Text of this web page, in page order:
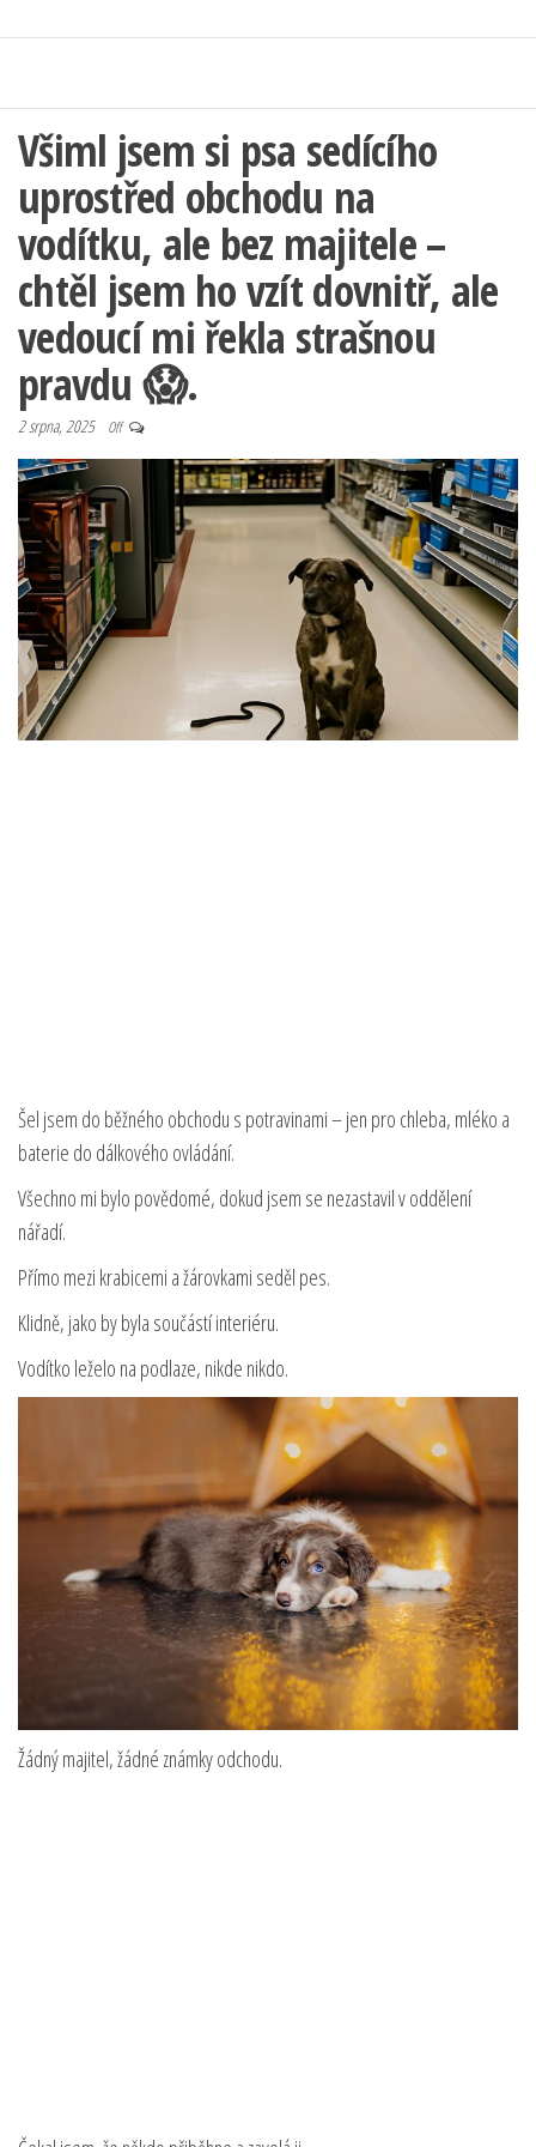
Všiml jsem si psa sedícího
uprostřed obchodu na
vodítku, ale bez majitele –
chtěl jsem ho vzít dovnitř, ale
vedoucí mi řekla strašnou
pravdu 😱.
2 srpna, 2025 Off
Šel jsem do běžného obchodu s potravinami – jen pro chleba, mléko a
baterie do dálkového ovládání.
Všechno mi bylo povědomé, dokud jsem se nezastavil v oddělení
nářadí.
Přímo mezi krabicemi a žárovkami seděl pes.
Klidně, jako by byla součástí interiéru.
Vodítko leželo na podlaze, nikde nikdo.
Žádný majitel, žádné známky odchodu.